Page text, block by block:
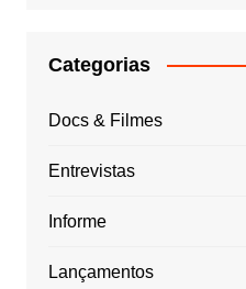
Categorias
Docs & Filmes
Entrevistas
Informe
Lançamentos